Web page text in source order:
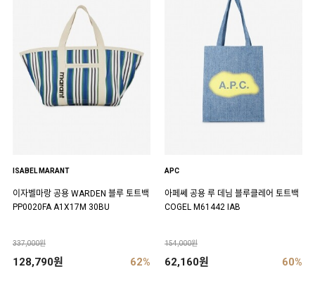
ISABEL MARANT
이자벨마랑 공용 WARDEN 블루 토트백
PP0020FA A1X17M 30BU
337,000원
128,790원 62%
APC
아페쎄 공용 루 데님 블루클레어 토트백
COGEL M61442 IAB
154,000원
62,160원 60%